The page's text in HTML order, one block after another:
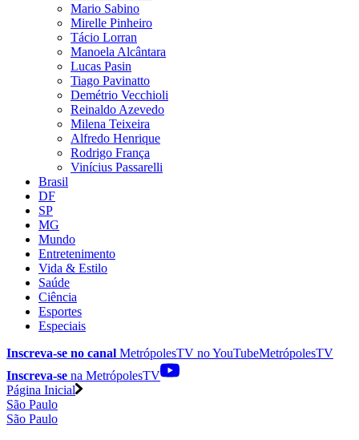
Mario Sabino
Mirelle Pinheiro
Tácio Lorran
Manoela Alcântara
Lucas Pasin
Tiago Pavinatto
Demétrio Vecchioli
Reinaldo Azevedo
Milena Teixeira
Alfredo Henrique
Rodrigo França
Vinícius Passarelli
Brasil
DF
SP
MG
Mundo
Entretenimento
Vida & Estilo
Saúde
Ciência
Esportes
Especiais
Inscreva-se no canal MetrópolesTV noYouTubeMetrópolesTV
Inscreva-se na MetrópolesTV
Página Inicial
São Paulo
São Paulo